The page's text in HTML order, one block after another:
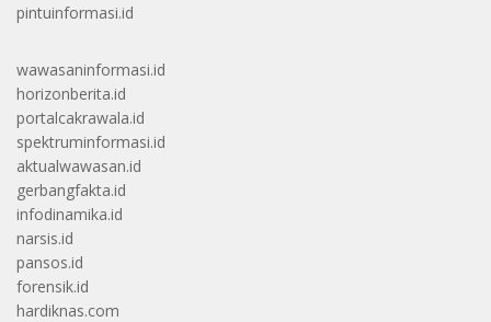
pintuinformasi.id
wawasaninformasi.id
horizonberita.id
portalcakrawala.id
spektruminformasi.id
aktualwawasan.id
gerbangfakta.id
infodinamika.id
narsis.id
pansos.id
forensik.id
hardiknas.com